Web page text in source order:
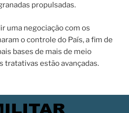
propulsadas.
uma negociação com os
o controle do País, a fim de
bases de mais de meio
tratativas estão avançadas.